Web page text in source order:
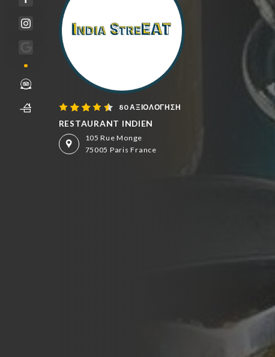
80 ΑΞΙΟΛΌΓΗΣΗ
RESTAURANT INDIEN
105 Rue Monge
75005 Paris France